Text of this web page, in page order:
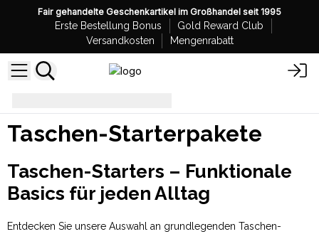
Fair gehandelte Geschenkartikel im Großhandel seit 1995
Erste Bestellung Bonus
Gold Reward Club
Versandkosten
Mengenrabatt
Taschen-Starterpakete
Taschen-Starters – Funktionale
Basics für jeden Alltag
Entdecken Sie unsere Auswahl an grundlegenden Taschen-